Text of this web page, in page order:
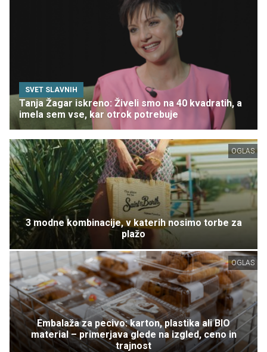
SVET SLAVNIH
Tanja Žagar iskreno: Živeli smo na 40 kvadratih, a
imela sem vse, kar otrok potrebuje
OGLAS
3 modne kombinacije, v katerih nosimo torbe za
plažo
OGLAS
Embalaža za pecivo: karton, plastika ali BIO
material – primerjava glede na izgled, ceno in
trajnost